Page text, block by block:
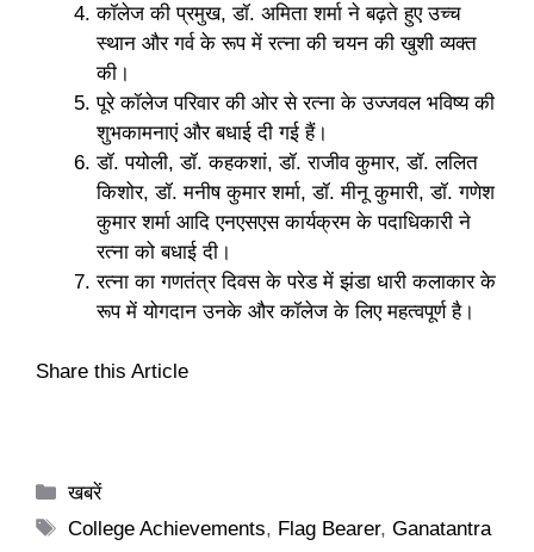
कॉलेज की प्रमुख, डॉ. अमिता शर्मा ने बढ़ते हुए उच्च
स्थान और गर्व के रूप में रत्ना की चयन की खुशी व्यक्त
की।
पूरे कॉलेज परिवार की ओर से रत्ना के उज्जवल भविष्य की
शुभकामनाएं और बधाई दी गई हैं।
डॉ. पयोली, डॉ. कहकशां, डॉ. राजीव कुमार, डॉ. ललित
किशोर, डॉ. मनीष कुमार शर्मा, डॉ. मीनू कुमारी, डॉ. गणेश
कुमार शर्मा आदि एनएसएस कार्यक्रम के पदाधिकारी ने
रत्ना को बधाई दी।
रत्ना का गणतंत्र दिवस के परेड में झंडा धारी कलाकार के
रूप में योगदान उनके और कॉलेज के लिए महत्वपूर्ण है।
Share this Article
Categories
खबरें
Tags
College Achievements, Flag Bearer,Ganatantra